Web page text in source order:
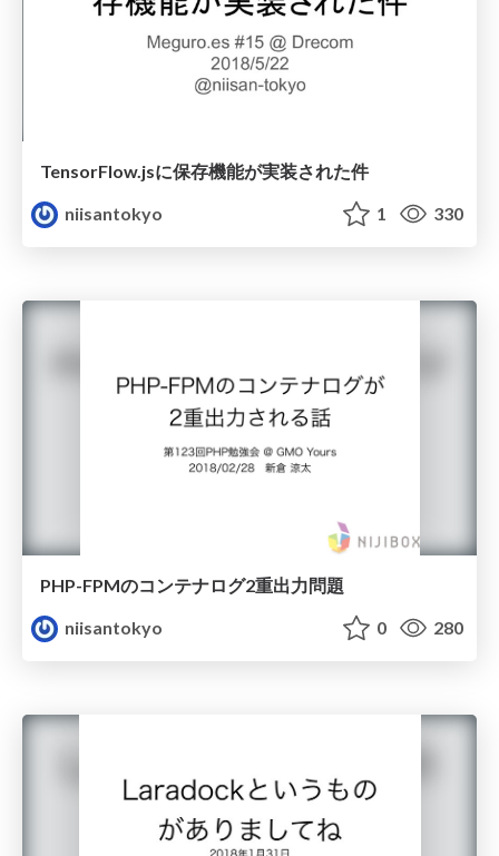
TensorFlow.jsに保存機能が実装された件
niisantokyo
1 330
PHP-FPMのコンテナログ2重出力問題
niisantokyo
0 280